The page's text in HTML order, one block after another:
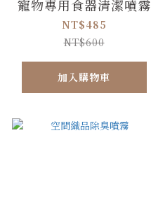
寵物專用食器清潔噴霧
NT$485
NT$600
加入購物車